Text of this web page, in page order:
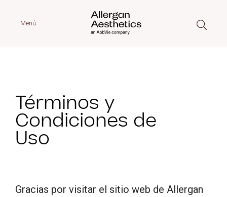
Menú
Términos y
Condiciones de
Uso
Gracias por visitar el sitio web de Allergan